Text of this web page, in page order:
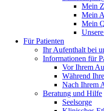
Mein
Mein
Mein
Für Patienten
Ihr Aufenthalt bei
Informationen für
Vor Ihrem
Während
Nach Ihrem
Beratung und Hilfe
Seelsorge